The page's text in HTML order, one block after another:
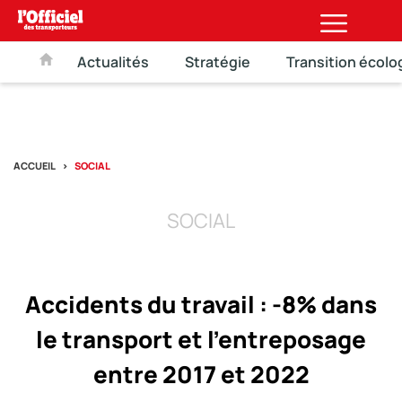
Actualités Stratégie Transition
ACCUEIL SOCIAL
SOCIAL
Accidents du travail : -8% dans
le transport et l’entreposage
entre 2017 et 2022